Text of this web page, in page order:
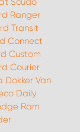
Ranger
Transit
Connect
Custom
Courier
Dokker Van
Daily
Ram